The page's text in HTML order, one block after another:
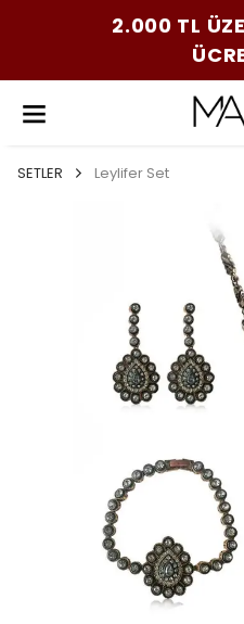
2.000 TL
SETLER Leylifer Set